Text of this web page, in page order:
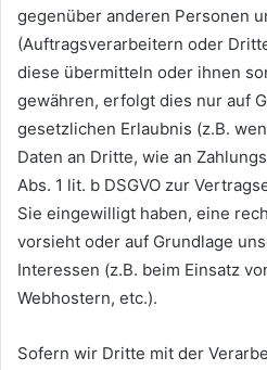
gegenüber anderen Personen
(Auftragsverarbeitern oder
diese übermitteln oder ihnen
gewähren, erfolgt dies nur auf
gesetzlichen Erlaubnis (z.B.
Daten an Dritte, wie an
Abs. 1 lit. b DSGVO zur
Sie eingewilligt haben, eine
vorsieht oder auf Grundlage
Interessen (z.B. beim Einsatz
Webhostern, etc.).
Sofern wir Dritte mit der